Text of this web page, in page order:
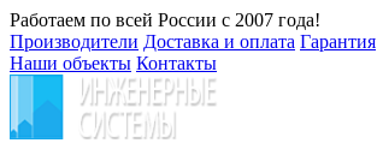
Работаем по всей России с 2007 года!
Производители Доставка и оплата Гарантия
Наши объекты Контакты